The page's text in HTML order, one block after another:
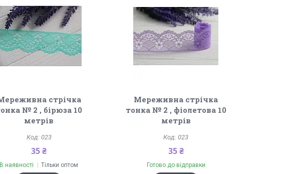
стрічка
№ 2 , бірюза 10
метрів
023
35 ₴
В наявності Тільки оптом
Мереживна стрічка
тонка № 2 , фіолетова 10
метрів
023
35 ₴
Готово до відправки